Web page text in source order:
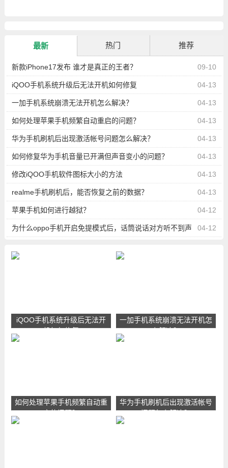
最新 热门 推荐
09-10
新款iPhone17发布 谁才是真正的王者？
04-13
iQOO手机系统升级后无法开机如何修复
04-13
一加手机系统崩溃无法开机怎么解决？
04-13
如何处理苹果手机频繁自动重启的问题？
04-13
华为手机刷机后出现激活帐号问题怎么解决？
04-13
如何修复华为手机音量已开满但声音变小的问题？
04-13
修改iQOO手机软件图标大小的方法
04-13
realme手机刷机后，能否恢复之前的数据？
04-12
苹果手机如何进行越狱？
04-12
为什么oppo手机开启免提模式后，话筒说话对方听不到声
iQOO手机系统升级后无法开
机如何修复
一加手机系统崩溃无法开机怎
么解决？
如何处理苹果手机频繁自动重
启的问题？
华为手机刷机后出现激活帐号
问题怎么解决？